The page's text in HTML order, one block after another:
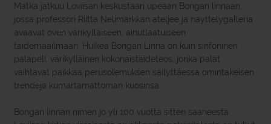
Matka jatkuu Loviisan keskustaan upeaan Bongan linnaan,
jossa professori Riitta Nelimarkkan ateljee ja näyttelygalleria
avaavat oven värikylläiseen, ainutlaatuiseen
taidemaailmaan. Huikea Bongan Linna on kuin sinfoninen
palapeli, värikylläinen kokonaistaideteos, jonka palat
vaihtavat paikkaa perusolemuksen säilyttäessä omintakeisen
trendejä kumartamattoman kuosinsa.
Bongan linnan nimen jo yli 100 vuotta sitten saaneesta